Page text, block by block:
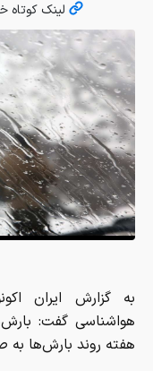
لینک کوتاه
به گزارش ایران
هواشناسی گفت:
هفته روند بارش‌ها به